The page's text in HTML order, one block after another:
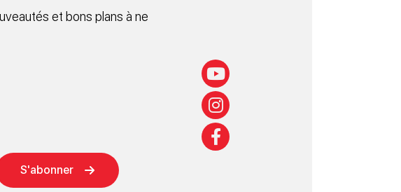
et bons plans à ne
S'abonner